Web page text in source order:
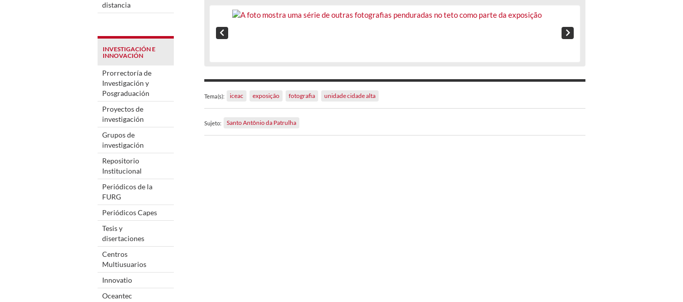
distancia
INVESTIGACIÓN E
INNOVACIÓN
Prorrectoría de
Investigación y
Posgraduación
Proyectos de
investigación
Grupos de
investigación
Repositorio
Institucional
Periódicos de la
FURG
Periódicos Capes
Tesis y
disertaciones
Centros
Multiusuarios
Innovatio
Oceantec
Tema(s): iceac exposição fotografia unidade cidade alta
Sujeto: Santo Antônio da Patrulha